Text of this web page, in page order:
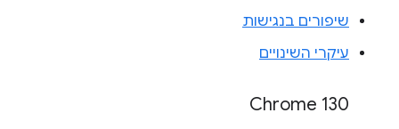
שיפורים בנגישות
עיקרי השינויים
Chrome 130